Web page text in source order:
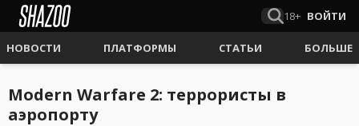
18+ ВОЙТИ
НОВОСТИ ПЛАТФОРМЫ СТАТЬИ БОЛЬШЕ
Modern Warfare 2: террористы в
аэропорту